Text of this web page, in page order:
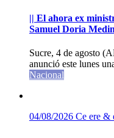
|| El ahora ex
Samuel Doria
Sucre, 4 de agosto
anunció este lunes
Nacional
04/08/2026 Ce ere &